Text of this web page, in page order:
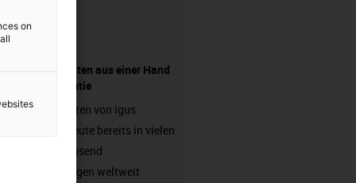
Komponenten aus einer Hand
- mit Garantie
Energieketten von igus
arbeiten heute bereits in vielen
hunderttausend
Anwendungen weltweit
on